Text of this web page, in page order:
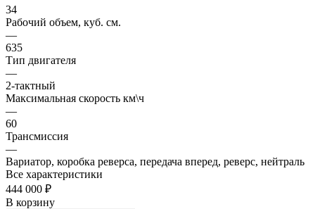
34
Рабочий объем, куб. см.
—
635
Тип двигателя
—
2-тактный
Максимальная скорость км\ч
—
60
Трансмиссия
—
Вариатор, коробка реверса, передача вперед, реверс, нейтраль
Все характеристики
444 000 ₽
В корзину